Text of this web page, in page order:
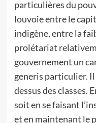
particulières du
louvoie entre le
indigène, entre la
prolétariat
gouvernement un
generis particulier. Il
dessus des classes.
soit en se faisant
et en maintenant le